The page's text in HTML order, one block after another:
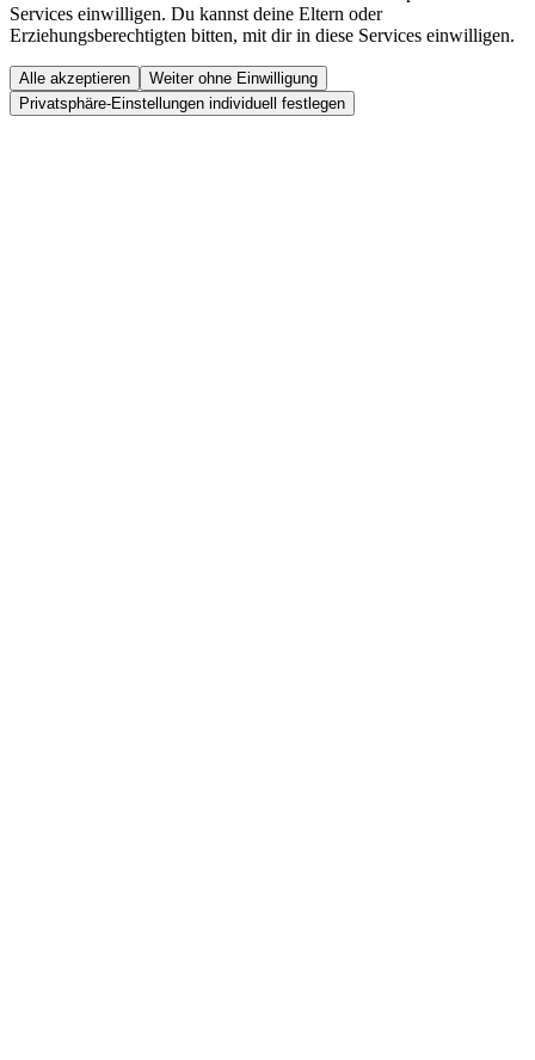
Services einwilligen. Du kannst deine Eltern oder
Erziehungsberechtigten bitten, mit dir in diese Services einwilligen.
Alle akzeptieren
Weiter ohne Einwilligung
Privatsphäre-Einstellungen individuell festlegen